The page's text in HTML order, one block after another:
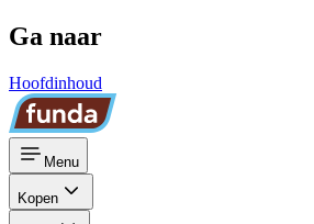
Ga naar
Hoofdinhoud
Menu
Kopen